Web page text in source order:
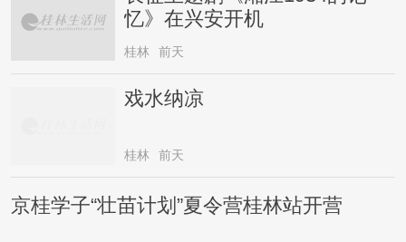
忆》在兴安开机
桂林 前天
戏水纳凉
桂林 前天
京桂学子“壮苗计划”夏令营桂林站开营